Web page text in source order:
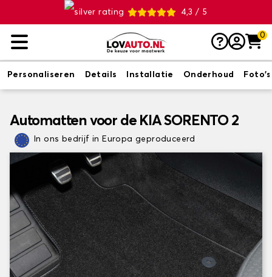
4,3 / 5
0
Personaliseren Details Installatie Onderhoud Foto's
Automatten voor de KIA SORENTO 2
In ons bedrijf in Europa geproduceerd